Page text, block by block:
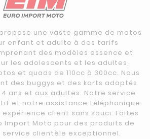
une vaste gamme de motos
enfant et adulte à des tarifs
des modèles essence et
les adolescents et les adultes,
et quads de 110cc à 300cc. Nous
des buggys et des karts adaptés
ans et aux adultes. Notre service
et notre assistance téléphonique
client sans souci. Faites
Import Moto pour des produits de
service clientèle exceptionnel.